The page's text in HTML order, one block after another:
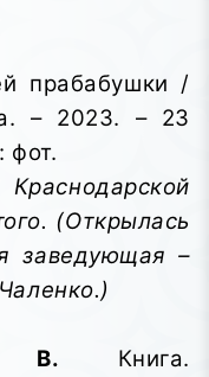
прабабушки /
– 2023. – 23
фот.
(Открылась
заведующая –
В. В. Книга.